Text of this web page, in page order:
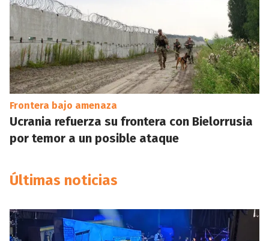
Frontera bajo amenaza
Ucrania refuerza su frontera con Bielorrusia
por temor a un posible ataque
Últimas noticias